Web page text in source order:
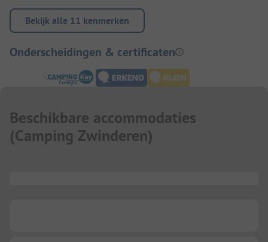
Bekijk alle 11 kenmerken
Onderscheidingen & certificaten
Beschikbare accommodaties
(Camping Zwinderen)